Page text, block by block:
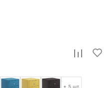
+ 5 шт.